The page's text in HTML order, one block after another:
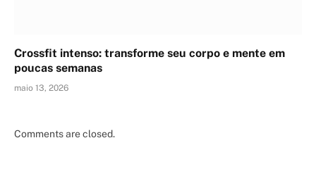
Crossfit intenso: transforme seu corpo e mente em
poucas semanas
maio 13, 2026
Comments are closed.